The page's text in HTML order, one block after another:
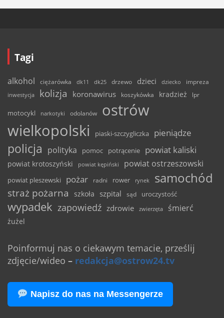
Tagi
alkohol ciężarówka dk11 dk25 drzewo dzieci dziecko
impreza
inwestycja
kolizja koronawirus koszykówka kradzież lpr
motocykl narkotyki odolanów
ostrów
wielkopolski
piaski-szczygliczka pieniądze
policja polityka pomoc potrącenie powiat kaliski
powiat krotoszyński powiat kępiński powiat ostrzeszowski
powiat pleszewski pożar radni rower rynek samochód
straż pożarna szkoła szpital sąd uroczystość
wypadek zapowiedź zdrowie zwierzęta śmierć
żużel
Poinformuj nas o ciekawym temacie, prześlij
zdjęcie/wideo – redakcja@ostrow24.tv
Napisz do nas na Messengerze